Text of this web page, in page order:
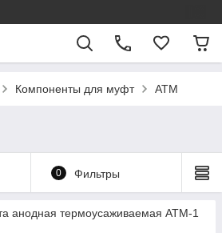
Компоненты для муфт АТМ
0 Фильтры
анодная термоусаживаемая АТМ-1